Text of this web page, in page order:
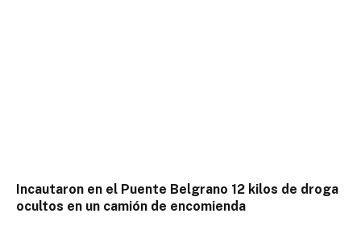
Incautaron en el Puente Belgrano 12 kilos de droga
ocultos en un camión de encomienda